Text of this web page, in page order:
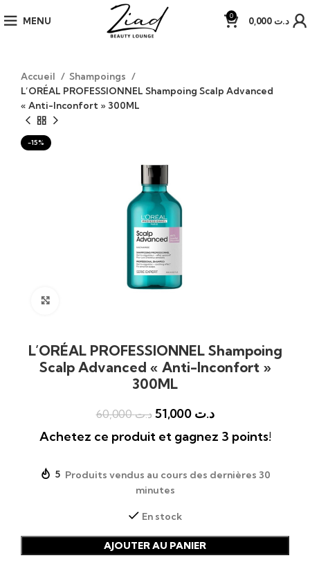
MENU 0 د.ت
Accueil
Shampoings
L’ORÉAL PROFESSIONNEL Shampoing Scalp Advanced
« Anti-Inconfort » 300ML
-15%
L’ORÉAL PROFESSIONNEL Shampoing
Scalp Advanced « Anti-Inconfort »
300ML
د.ت60,000 د.ت 51,000
Achetez ce produit et gagnez 3 points!
5 Produits vendus au cours des dernières 30
minutes
En stock
AJOUTER AU PANIER